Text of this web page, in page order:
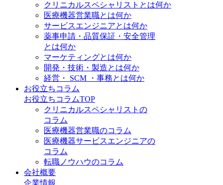
クリニカルスペシャリストとは何か
医療機器営業職とは何か
サービスエンジニアとは何か
薬事申請・品質保証・安全管理
とは何か
マーケティングとは何か
開発・技術・製造とは何か
経営・ SCM ・事務とは何か
お役立ちコラム
お役立ちコラムTOP
クリニカルスペシャリストの
コラム
医療機器営業職のコラム
医療機器サービスエンジニアの
コラム
転職ノウハウのコラム
会社概要
企業情報